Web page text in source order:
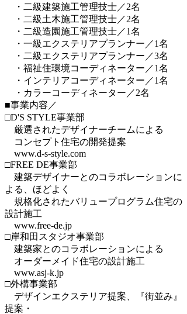
・二級建築施工管理技士／2名
・二級土木施工管理技士／2名
・二級造園施工管理技士／1名
・一級エクステリアプランナー／1名
・二級エクステリアプランナー／3名
・福祉住環境コーディネーター／1名
・インテリアコーディネーター／1名
・カラーコーディネーター／2名
■事業内容／
□D'S STYLE事業部
厳選されたデザイナーチームによる
コンセプト住宅の開発提案
www.d-s-style.com
□FREE DE事業部
建築デザイナーとのコラボレーションに
よる、ほどよく
規格化されたバリュープログラム住宅の
設計施工
www.free-de.jp
□岸和田スタジオ事業部
建築家とのコラボレーションによる
オーダーメイド住宅の設計施工
www.asj-k.jp
□外構事業部
デザインエクステリア提案、『街並み』
提案・